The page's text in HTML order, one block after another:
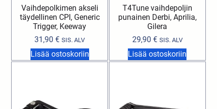
Vaihdepolkimen akseli
täydellinen CPI, Generic
Trigger, Keeway
31,90€ SIS. ALV
Lisää ostoskoriin
T4Tune vaihdepoljin
punainen Derbi, Aprilia,
Gilera
29,90 € SIS. ALV
Lisää ostoskoriin